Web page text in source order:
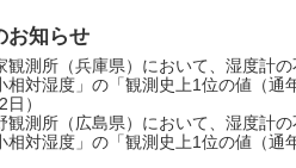
お知らせ
観測所（兵庫県）において、湿度計
相対湿度」の「観測史上1位の値（通
）
観測所（広島県）において、湿度計
相対湿度」の「観測史上1位の値（